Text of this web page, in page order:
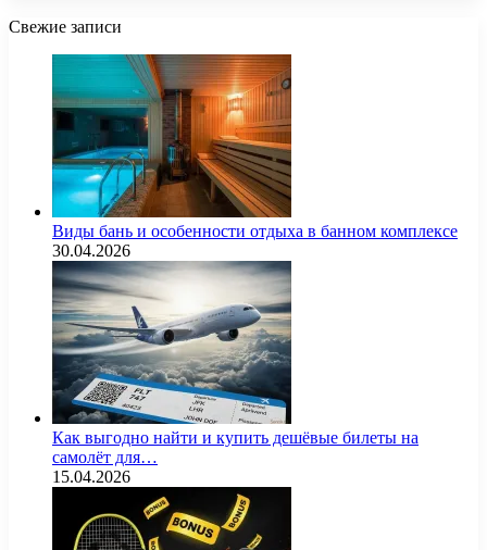
Свежие записи
Виды бань и особенности отдыха в банном комплексе
30.04.2026
Как выгодно найти и купить дешёвые билеты на
самолёт для…
15.04.2026